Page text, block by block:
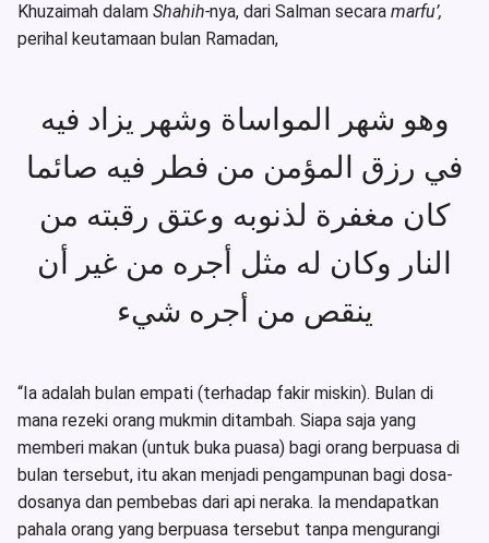
Khuzaimah dalam Shahih-nya, dari Salman secara marfu’,
perihal keutamaan bulan Ramadan,
وهو شهر المواساة وشهر يزاد فيه
في رزق المؤمن من فطر فيه صائما
كان مغفرة لذنوبه وعتق رقبته من
النار وكان له مثل أجره من غير أن
ينقص من أجره شيء
“Ia adalah bulan empati (terhadap fakir miskin). Bulan di
mana rezeki orang mukmin ditambah. Siapa saja yang
memberi makan (untuk buka puasa) bagi orang berpuasa di
bulan tersebut, itu akan menjadi pengampunan bagi dosa-
dosanya dan pembebas dari api neraka. la mendapatkan
pahala orang yang berpuasa tersebut tanpa mengurangi